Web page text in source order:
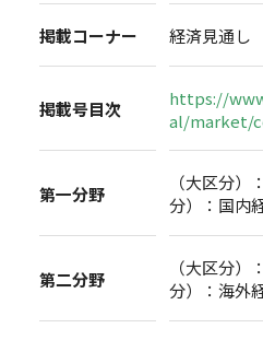
掲載コーナー 経済見通し
掲載号目次
https://
al/market/
第一分野
（大区分
分）：国内
第二分野
（大区分
分）：海外